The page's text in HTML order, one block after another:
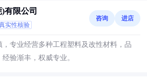
有限公司
实性核验
咨询 进店
专业经营多种工程塑料及改性材料，品
验渐丰，权威专业。